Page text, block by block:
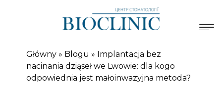
Główny» Blogu » Implantacja bez
nacinania dziąseł we Lwowie: dla kogo
odpowiednia jest małoinwazyjna metoda?